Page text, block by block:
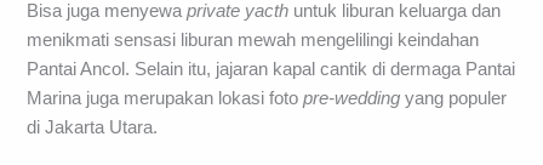
Bisa juga menyewaprivate yacth untuk liburan keluarga dan
menikmati sensasi liburan mewah mengelilingi keindahan
Pantai Ancol. Selain itu, jajaran kapal cantik di dermaga Pantai
Marina juga merupakan lokasi fotopre-wedding yang populer
di Jakarta Utara.